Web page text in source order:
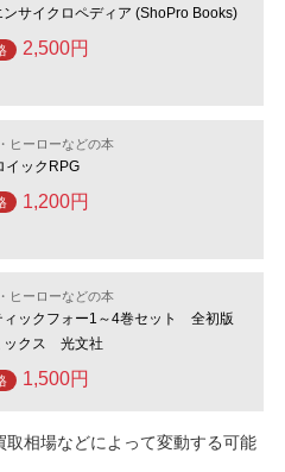
ンサイクロペディア (ShoPro Books)
2,500円
ヒーローなどの本
イックRPG
1,200円
ヒーローなどの本
ィックフォー1～4巻セット 全初版
ックス 光文社
1,500円
相場などによって変動する可能